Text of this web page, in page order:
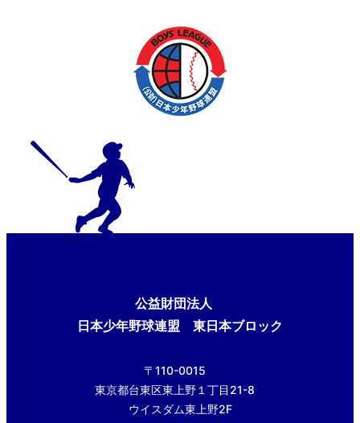
公益財団法人
日本少年野球連盟 東日本ブロック
〒110-0015
東京都台東区東上野１丁目21-8
ウイスダム東上野2F